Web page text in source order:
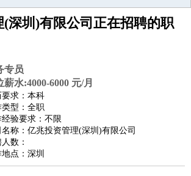
深圳)有限公司正在招聘的职
专员
薪水:4000-6000 元/月
要求：本科
类型：全职
经验要求：不限
称：亿兆投资管理(深圳)有限公司
数：
点：深圳